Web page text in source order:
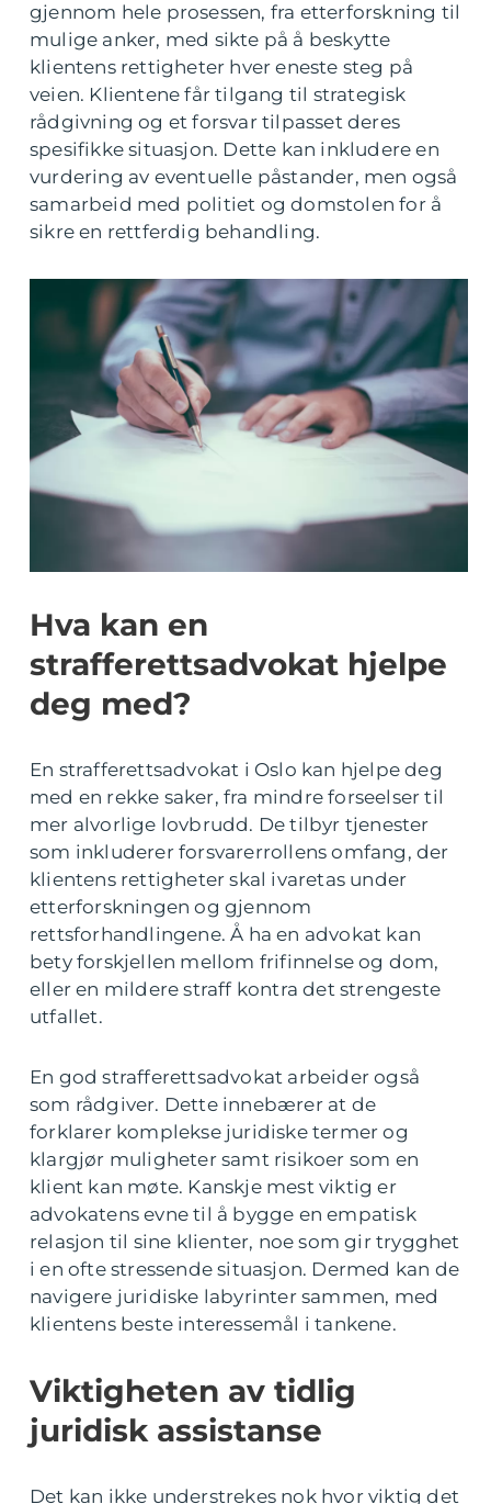
gjennom hele prosessen, fra etterforskning til
mulige anker, med sikte på å beskytte
klientens rettigheter hver eneste steg på
veien. Klientene får tilgang til strategisk
rådgivning og et forsvar tilpasset deres
spesifikke situasjon. Dette kan inkludere en
vurdering av eventuelle påstander, men også
samarbeid med politiet og domstolen for å
sikre en rettferdig behandling.
Hva kan en
strafferettsadvokat hjelpe
deg med?
En strafferettsadvokat i Oslo kan hjelpe deg
med en rekke saker, fra mindre forseelser til
mer alvorlige lovbrudd. De tilbyr tjenester
som inkluderer forsvarerrollens omfang, der
klientens rettigheter skal ivaretas under
etterforskningen og gjennom
rettsforhandlingene. Å ha en advokat kan
bety forskjellen mellom frifinnelse og dom,
eller en mildere straff kontra det strengeste
utfallet.
En god strafferettsadvokat arbeider også
som rådgiver. Dette innebærer at de
forklarer komplekse juridiske termer og
klargjør muligheter samt risikoer som en
klient kan møte. Kanskje mest viktig er
advokatens evne til å bygge en empatisk
relasjon til sine klienter, noe som gir trygghet
i en ofte stressende situasjon. Dermed kan de
navigere juridiske labyrinter sammen, med
klientens beste interessemål i tankene.
Viktigheten av tidlig
juridisk assistanse
Det kan ikke understrekes nok hvor viktig det